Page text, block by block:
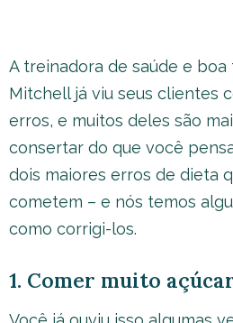
A treinadora de saúde e
Mitchell já viu seus clientes
erros, e muitos deles são
consertar do que você
dois maiores erros de dieta
cometem – e nós temos
como corrigi-los.
1. Comer muito